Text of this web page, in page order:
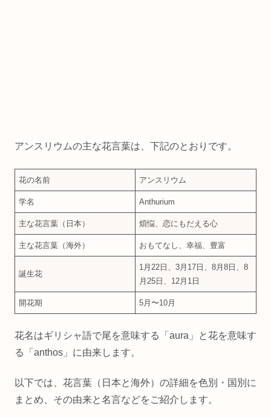
アンスリウムの主な花言葉は、下記のとおりです。
花の名前 アンスリウム
学名 Anthurium
主な花言葉（日本） 煩悩、恋にもだえる心
主な花言葉（海外） おもてなし、幸福、豊富
誕生花
1月22日、3月17日、8月8日、8
月25日、12月1日
開花期 5月〜10月
花名はギリシャ語で尾を意味する「aura」と花を意味す
る「anthos」に由来します。
以下では、花言葉（日本と海外）の詳細を色別・国別に
まとめ、その由来と名言などをご紹介します。